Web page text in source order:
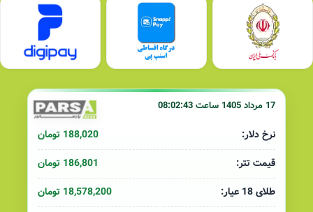
17 مرداد 1405 ساعت 08:02:43
نرخ دلار:
188,020 تومان
قیمت تتر:
186,801 تومان
طلای 18 عیار:
18,578,200 تومان